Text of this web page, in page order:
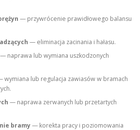
— przywrócenie prawidłowego balansu
— eliminacja zacinania i hałasu.
— naprawa lub wymiana uszkodzonych
lub regulacja zawiasów w bramach
— naprawa zerwanych lub przetartych
bramy— korekta pracy i poziomowania